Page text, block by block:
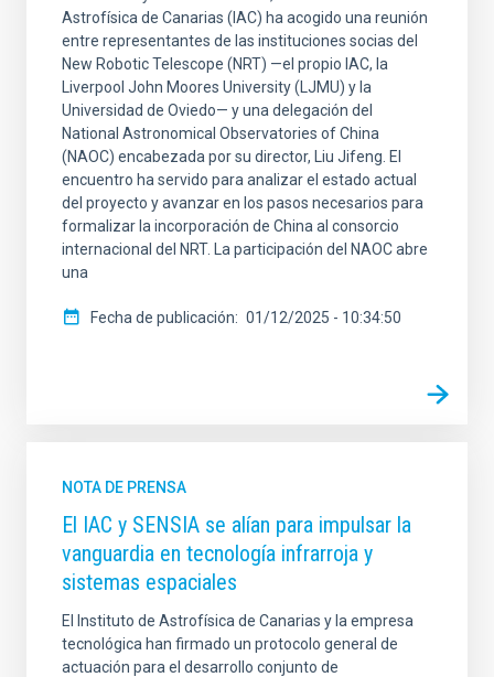
Astrofísica de Canarias (IAC) ha acogido una reunión
entre representantes de las instituciones socias del
New Robotic Telescope (NRT) —el propio IAC, la
Liverpool John Moores University (LJMU) y la
Universidad de Oviedo— y una delegación del
National Astronomical Observatories of China
(NAOC) encabezada por su director, Liu Jifeng. El
encuentro ha servido para analizar el estado actual
del proyecto y avanzar en los pasos necesarios para
formalizar la incorporación de China al consorcio
internacional del NRT. La participación del NAOC abre
una
Fecha de publicación 01/12/2025 - 10:34:50
NOTA DE PRENSA
El IAC y SENSIA se alían para impulsar la
vanguardia en tecnología infrarroja y
sistemas espaciales
El Instituto de Astrofísica de Canarias y la empresa
tecnológica han firmado un protocolo general de
actuación para el desarrollo conjunto de